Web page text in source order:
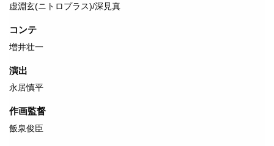
虚淵玄(ニトロプラス)/深見真
コンテ
増井壮一
演出
永居慎平
作画監督
飯泉俊臣